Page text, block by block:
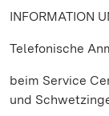
INFORMATION
Telefonische
beim Service
und